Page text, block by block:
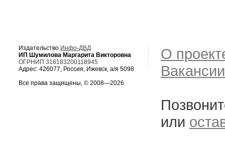
Издательство Инфо-ДВД
ИП Шумилова Маргарита Викторовна
ОГРНИП 316183200118945
Адрес: 426077, Россия, Ижевск, а/я 5098
Все права защищены, © 2008—2026
О
Вакансии
или